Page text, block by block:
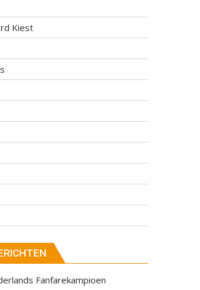
Kiest
Fanfarekampioen